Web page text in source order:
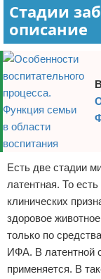
Стадии
описание
Есть две стадии
латентная. То
клинических
здоровое
только по
ИФА. В латентной
применяется. В